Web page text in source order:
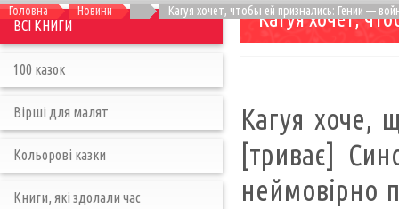
Головна Новини Кагуя хочет, чтобы ей признались: Гении —
Кагуя хочет,
Кагуя хоче,
[триває]
неймовірно
ВСІ КНИГИ
100 казок
Вірші для малят
Кольорові казки
Книги, які здолали час